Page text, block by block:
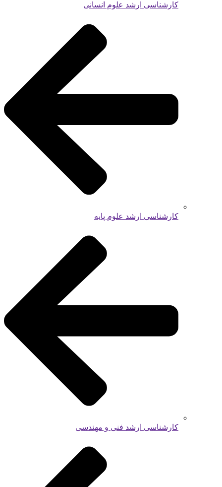
کارشناسی ارشد علوم انسانی
کارشناسی ارشد علوم پایه
کارشناسی ارشد فنی و مهندسی